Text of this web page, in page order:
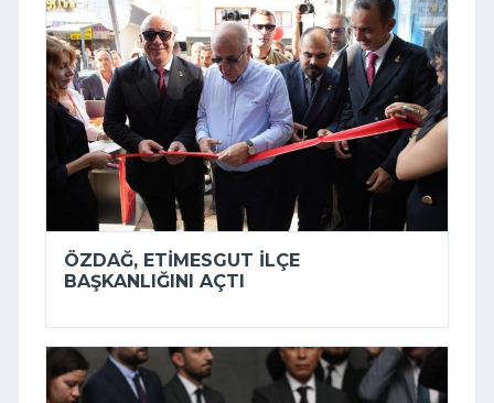
ÖZDAĞ, ETIMESGUT İLÇE
BAŞKANLIĞINI AÇTI